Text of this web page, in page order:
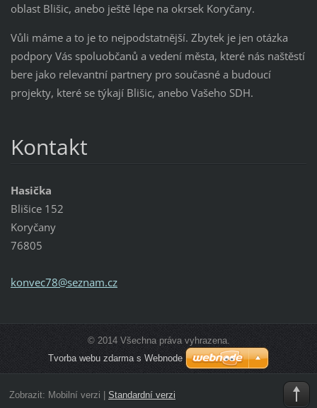
oblast Blišic, anebo ještě lépe na okrsek Koryčany.
Vůli máme a to je to nejpodstatnější. Zbytek je jen otázka
podpory Vás spoluobčanů a vedení města, které nás naštěstí
bere jako relevantní partnery pro současné a budoucí
projekty, které se týkají Blišic, anebo Vašeho SDH.
Kontakt
Hasička
Blišice 152
Koryčany
76805
konvec78@seznam.cz
© 2014 Všechna práva vyhrazena.
Tvorba webu zdarma s Webnode
Zobrazit: Mobilní verzi Standardní verzi